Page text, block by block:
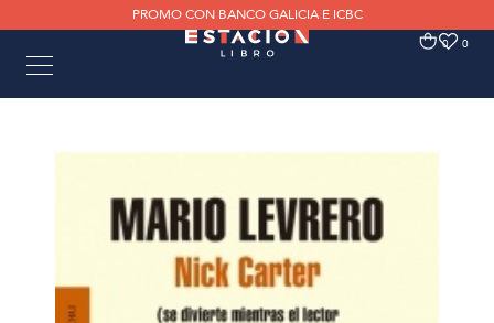
PROMO CON BANCO GALICIA E ICBC
0 0